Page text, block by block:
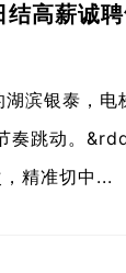
结高薪诚
滨银泰，电
奏跳动。
精准切中...